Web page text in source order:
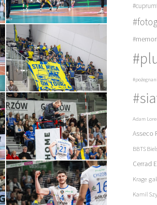
Adam
Asseco
BBTS
Cerrad
Krage
Kamil